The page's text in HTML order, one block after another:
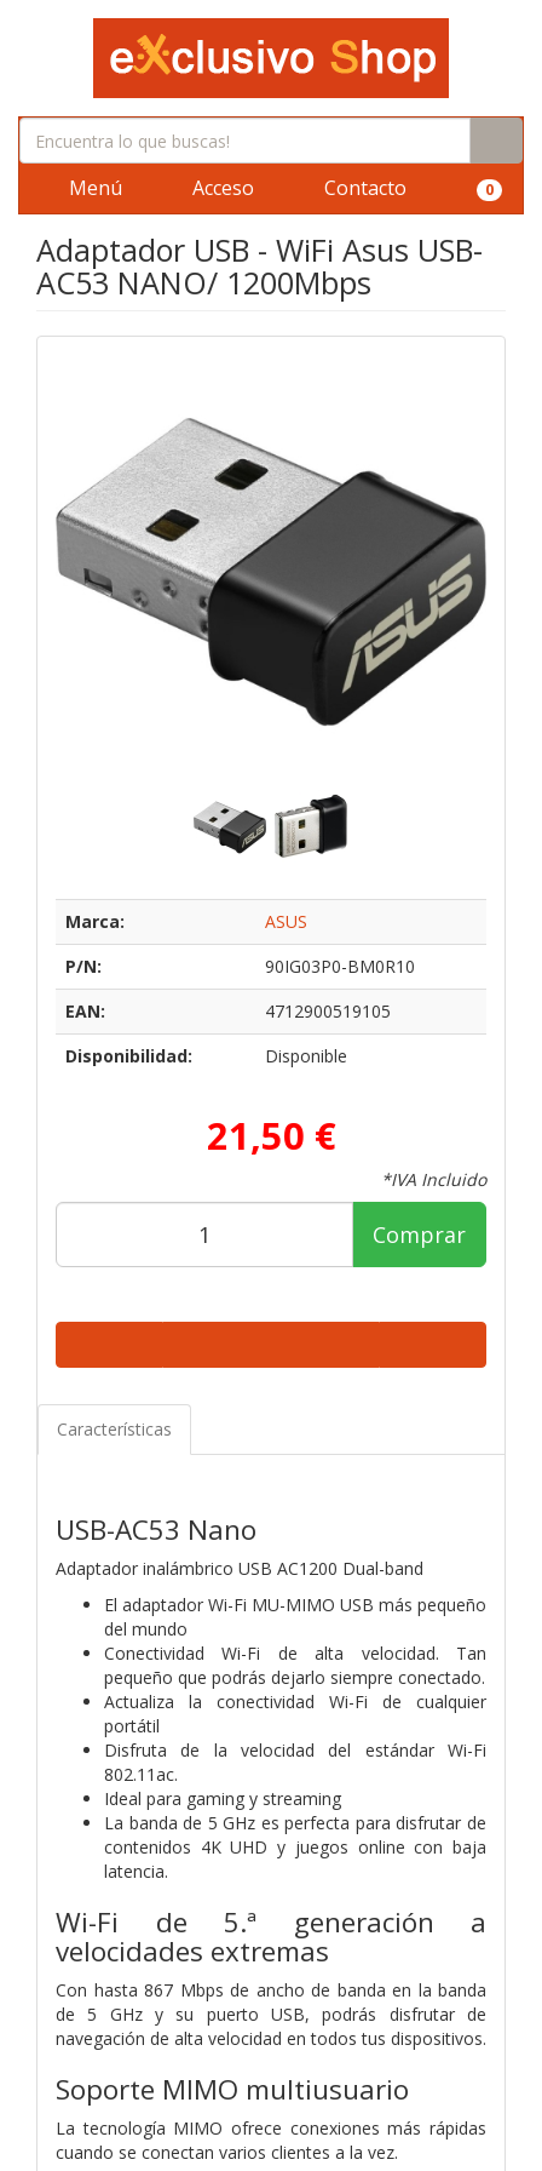
Menú Acceso Contacto 0
Adaptador USB - WiFi Asus USB-
AC53 NANO/ 1200Mbps
Marca:
ASUS
P/N:
90IG03P0-BM0R10
EAN:
4712900519105
Disponibilidad:
Disponible
21,50 €
*IVA Incluido
Comprar
Características
USB-AC53 Nano
Adaptador inalámbrico USB AC1200 Dual-band
El adaptador Wi-Fi MU-MIMO USB más pequeño
del mundo
Conectividad Wi-Fi de alta velocidad. Tan
pequeño que podrás dejarlo siempre conectado.
Actualiza la conectividad Wi-Fi de cualquier
portátil
Disfruta de la velocidad del estándar Wi-Fi
802.11ac.
Ideal para gaming y streaming
La banda de 5 GHz es perfecta para disfrutar de
contenidos 4K UHD y juegos online con baja
latencia.
Wi-Fi de 5.ª generación a
velocidades extremas
Con hasta 867 Mbps de ancho de banda en la banda
de 5 GHz y su puerto USB, podrás disfrutar de
navegación de alta velocidad en todos tus dispositivos.
Soporte MIMO multiusuario
La tecnología MIMO ofrece conexiones más rápidas
cuando se conectan varios clientes a la vez.